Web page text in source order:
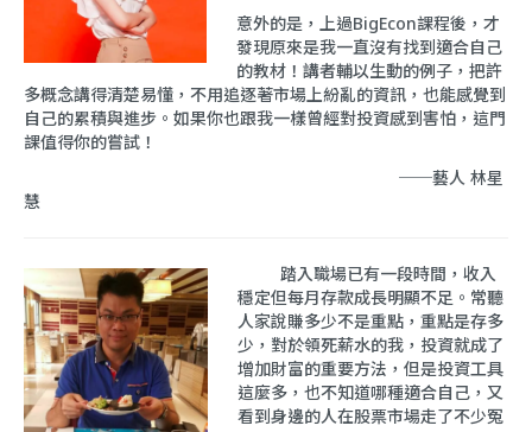
意外的是，上過BigEcon課程後，才
發現原來是我一直沒有找到適合自己
的教材！講者輔以生動的例子，把許
多概念講得清楚易懂，不用追逐著市場上紛亂的資訊，也能感覺到
自己的累積與進步。如果你也跟我一樣曾經對投資感到害怕，這門
課值得你的嘗試！
──藝人 林星
慧
踏入職場已有一段時間，收入
穩定但每月存款成長明顯不足。常聽
人家說賺多少不是重點，重點是存多
少，對於領死薪水的我，投資就成了
增加財富的重要方法，但是投資工具
這麼多，也不知道哪種適合自己，又
看到身邊的人在股票市場走了不少冤